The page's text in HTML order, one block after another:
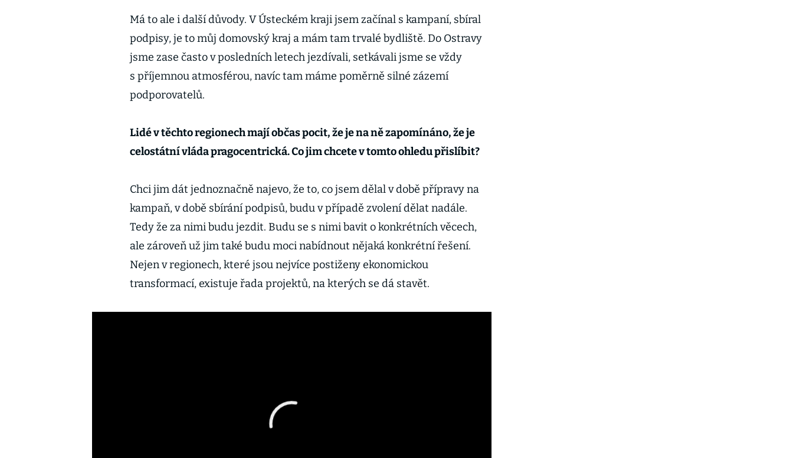
Má to ale i další důvody. V Ústeckém kraji jsem začínal s kampaní, sbíral
podpisy, je to můj domovský kraj a mám tam trvalé bydliště. Do Ostravy
jsme zase často v posledních letech jezdívali, setkávali jsme se vždy
s příjemnou atmosférou, navíc tam máme poměrně silné zázemí
podporovatelů.
Lidé v těchto regionech mají občas pocit, že je na ně zapomínáno, že je
celostátní vláda pragocentrická. Co jim chcete v tomto ohledu přislíbit?
Chci jim dát jednoznačně najevo, že to, co jsem dělal v době přípravy na
kampaň, v době sbírání podpisů, budu v případě zvolení dělat nadále.
Tedy že za nimi budu jezdit. Budu se s nimi bavit o konkrétních věcech,
ale zároveň už jim také budu moci nabídnout nějaká konkrétní řešení.
Nejen v regionech, které jsou nejvíce postiženy ekonomickou
transformací, existuje řada projektů, na kterých se dá stavět.